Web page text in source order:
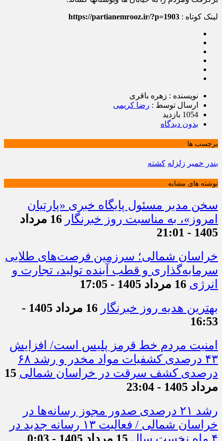
لینک کوتاه : https://partianemrooz.ir/?p=1903
نویسنده : زهره باقری
ارسال توسط : رضا کریمی
1054 بازدید
بدون دیدگاه
برچسب ها
بندر خمیر زلزله کشته
نوشته های مشابه
سخن مدیر مسئول پایگاه خبری «پارتیان
امروز»، به مناسبت روز خبرنگار
16 مرداد
1405 - 21:01
خراسان شمالی؛ سرزمین فرصت‌های طلایی
سرمایه‌گذاری و قطب آینده تولید، تجارت و
انرژی 16 مرداد 1405 - 17:05
بهترین هدیه روز خبرنگار
16 مرداد 1405 -
16:53
امنیت مردم خط قرمز پلیس است/ افزایش
۴۳ درصدی کشفیات مواد مخدر و رشد ۶۸
درصدی کشف سرقت در خراسان شمالی 15
مرداد 1405 - 23:04
رشد ۲۱ درصدی صدور مجوز رسانه‌ها در
خراسان شمالی / فعالیت ۱۳ رسانه جدید در
۴ ماه نخست سال
15 مرداد 1405 - 0:03